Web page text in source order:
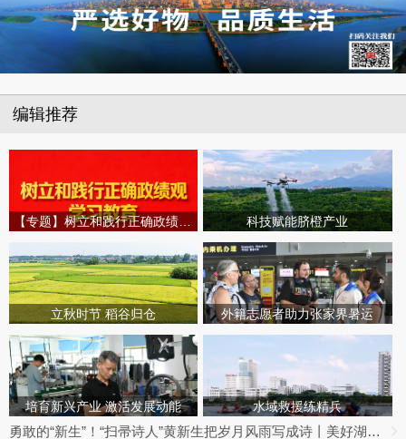
编辑推荐
【专题】树立和践行正确政绩观学习教育 科技赋能脐橙产业
立秋时节 稻谷归仓 外籍志愿者助力张家界暑运
培育新兴产业 激活发展动能 水域救援练精兵
勇敢的“新生”！“扫帚诗人”黄新生把岁月风雨写成诗丨美好湖南推荐官